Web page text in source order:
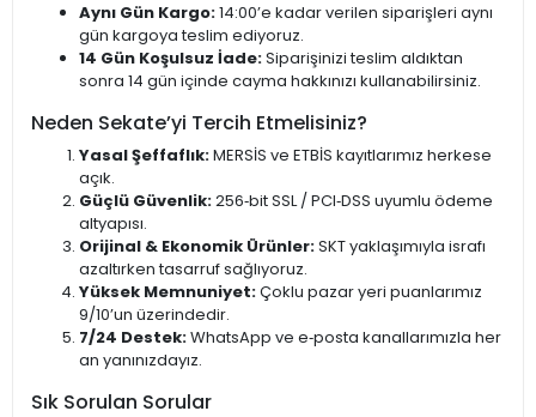
Aynı Gün Kargo:14:00’e kadar verilen siparişleri aynı
gün kargoya teslim ediyoruz.
14 Gün Koşulsuz İade:Siparişinizi teslim aldıktan
sonra 14 gün içinde cayma hakkınızı kullanabilirsiniz.
Neden Sekate’yi Tercih Etmelisiniz?
Yasal Şeffaflık:MERSİS ve ETBİS kayıtlarımız herkese
açık.
Güçlü Güvenlik:256‑bit SSL / PCI‑DSS uyumlu ödeme
altyapısı.
Orijinal & Ekonomik Ürünler:SKT yaklaşımıyla israfı
azaltırken tasarruf sağlıyoruz.
Yüksek Memnuniyet:Çoklu pazar yeri puanlarımız
9/10’un üzerindedir.
7/24 Destek:WhatsApp ve e‑posta kanallarımızla her
an yanınızdayız.
Sık Sorulan Sorular